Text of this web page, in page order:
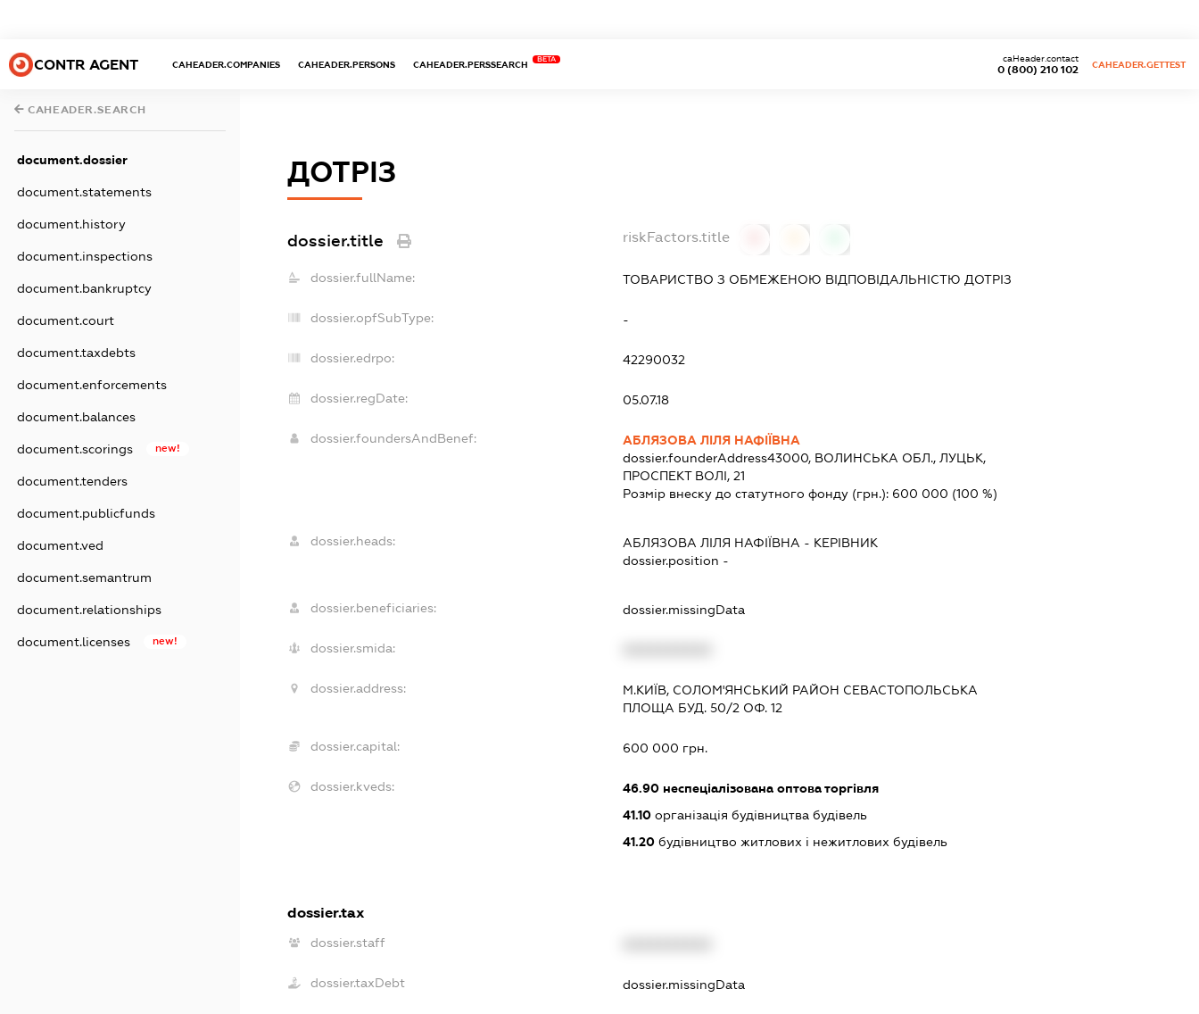
CONTR AGENT CAHEADER.COMPANIES CAHEADER.PERSONS CAHEADER.PERSSEARCH
BETA
0 (800) 210 102
caHeader.contact
CAHEADER.GETTEST
CAHEADER.SEARCH
document.dossier
document.statements
document.history
document.inspections
document.bankruptcy
document.court
document.taxdebts
document.enforcements
document.balances
document.scorings new!
document.tenders
document.publicfunds
document.ved
document.semantrum
document.relationships
document.licenses new!
ДОТРІЗ
dossier.title riskFactors.title
dossier.fullName: ТОВАРИСТВО З ОБМЕЖЕНОЮ ВІДПОВІДАЛЬНІСТЮ ДОТРІЗ
dossier.opfSubType: -
dossier.edrpo: 42290032
dossier.regDate: 05.07.18
dossier.foundersAndBenef:
АБЛЯЗОВА ЛІЛЯ НАФІЇВНА
dossier.founderAddress43000, ВОЛИНСЬКА ОБЛ., ЛУЦЬК,
ПРОСПЕКТ ВОЛІ, 21
Розмір внеску до статутного фонду (грн.): 600 000 (100 %)
dossier.heads: АБЛЯЗОВА ЛІЛЯ НАФІЇВНА - КЕРІВНИК
dossier.position -
dossier.beneficiaries: dossier.missingData
dossier.smida:
dossier.address:
М.КИЇВ, СОЛОМ'ЯНСЬКИЙ РАЙОН СЕВАСТОПОЛЬСЬКА
ПЛОЩА БУД. 50/2 ОФ. 12
dossier.capital: 600 000 грн.
dossier.kveds: 46.90неспеціалізована оптова торгівля
41.10організація будівництва будівель
41.20будівництво житлових і нежитлових будівель
dossier.tax
dossier.staff
dossier.taxDebt dossier.missingData